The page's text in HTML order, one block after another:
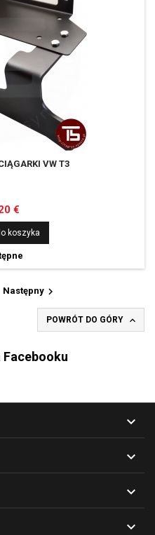
VW T3
€
koszyka
Następny
POWRÓT DO GÓRY 
Facebooku



